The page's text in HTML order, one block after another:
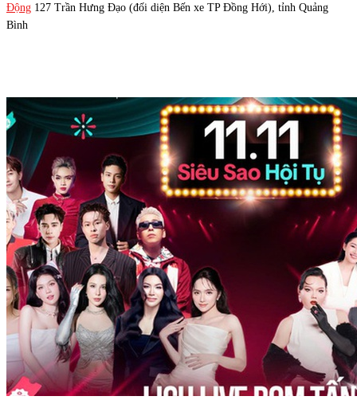
Động 127 Trần Hưng Đạo (đối diện Bến xe TP Đồng Hới), tỉnh Quảng
Bình